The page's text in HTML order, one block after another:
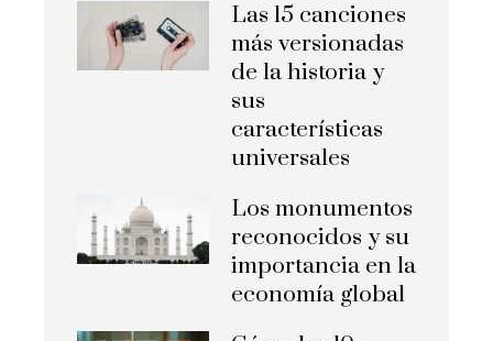
Las 15 canciones
más versionadas
de la historia y
sus
características
universales
Los monumentos
reconocidos y su
importancia en la
economía global